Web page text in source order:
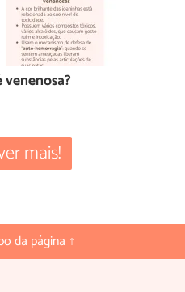
venenosa?
mais!
da página ↑